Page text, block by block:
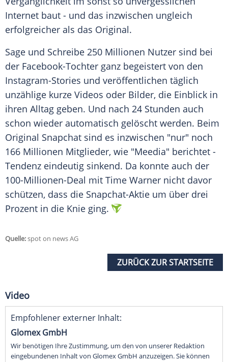
Internet baut - und das inzwischen ungleich
erfolgreicher als das Original.
Sage und Schreibe 250 Millionen Nutzer sind bei
der Facebook-Tochter ganz begeistert von den
Instagram-Stories und veröffentlichen täglich
unzählige kurze Videos oder Bilder, die Einblick in
ihren Alltag geben. Und nach 24 Stunden auch
schon wieder automatisch gelöscht werden. Beim
Original Snapchat sind es inzwischen "nur" noch
166 Millionen Mitglieder, wie "Meedia" berichtet -
Tendenz eindeutig sinkend. Da konnte auch der
100-Millionen-Deal mit Time Warner nicht davor
schützen, dass die Snapchat-Aktie um über drei
Prozent in die Knie ging.
Quelle:spot on news AG
ZURÜCK ZUR STARTSEITE
Video
Empfohlener externer Inhalt:
Glomex GmbH
Wir benötigen Ihre Zustimmung, um den von unserer Redaktion
eingebundenen Inhalt von Glomex GmbH anzuzeigen. Sie können